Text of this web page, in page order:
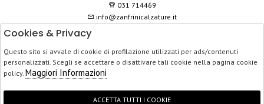
031 714469
info@zanfrinicalzature.it
SERVIZIO CLIENTI
ACQUISTO SICURO
Cookies & Privacy
Questo sito si avvale di cookie di profilazione utilizzati per ads/contenuti
personalizzati. Scegli se accettare o disattivare tali cookie nella pagina cookie
policy. Maggiori Informazioni
ACCETTA TUTTI I COOKIE